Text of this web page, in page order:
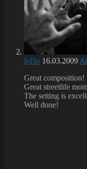
leFlo 16.03.2009
Great composition!
Great streetlife
The setting is
Well done!